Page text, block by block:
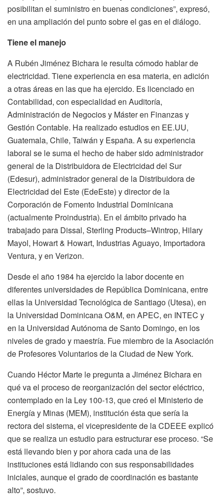
posibilitan el suministro en buenas condiciones”, expresó,
en una ampliación del punto sobre el gas en el diálogo.
Tiene el manejo
A Rubén Jiménez Bichara le resulta cómodo hablar de
electricidad. Tiene experiencia en esa materia, en adición
a otras áreas en las que ha ejercido. Es licenciado en
Contabilidad, con especialidad en Auditoría,
Administración de Negocios y Máster en Finanzas y
Gestión Contable. Ha realizado estudios en EE.UU,
Guatemala, Chile, Taiwán y España. A su experiencia
laboral se le suma el hecho de haber sido administrador
general de la Distribuidora de Electricidad del Sur
(Edesur), administrador general de la Distribuidora de
Electricidad del Este (EdeEste) y director de la
Corporación de Fomento Industrial Dominicana
(actualmente Proindustria). En el ámbito privado ha
trabajado para Dissal, Sterling Products–Wintrop, Hilary
Mayol, Howart & Howart, Industrias Aguayo, Importadora
Ventura, y en Verizon.
Desde el año 1984 ha ejercido la labor docente en
diferentes universidades de República Dominicana, entre
ellas la Universidad Tecnológica de Santiago (Utesa), en
la Universidad Dominicana O&M, en APEC, en INTEC y
en la Universidad Autónoma de Santo Domingo, en los
niveles de grado y maestría. Fue miembro de la Asociación
de Profesores Voluntarios de la Ciudad de New York.
Cuando Héctor Marte le pregunta a Jiménez Bichara en
qué va el proceso de reorganización del sector eléctrico,
contemplado en la Ley 100-13, que creó el Ministerio de
Energía y Minas (MEM), institución ésta que sería la
rectora del sistema, el vicepresidente de la CDEEE explicó
que se realiza un estudio para estructurar ese proceso. “Se
está llevando bien y por ahora cada una de las
instituciones está lidiando con sus responsabilidades
iniciales, aunque el grado de coordinación es bastante
alto”, sostuvo.